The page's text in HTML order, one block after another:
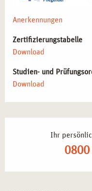
Anerkennungen
Zertifizierungstabelle
Download
Studien- und
Download
Ihr